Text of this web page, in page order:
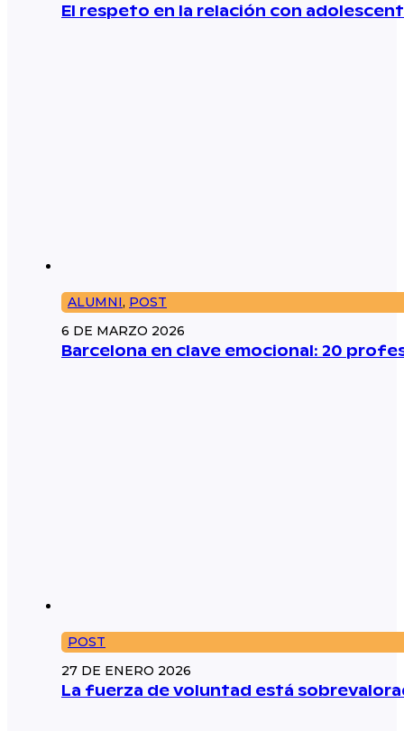
El respeto en la relación con
ALUMNI, POST
6 DE MARZO 2026
Barcelona en clave emocional: 20
POST
27 DE ENERO 2026
La fuerza de voluntad está